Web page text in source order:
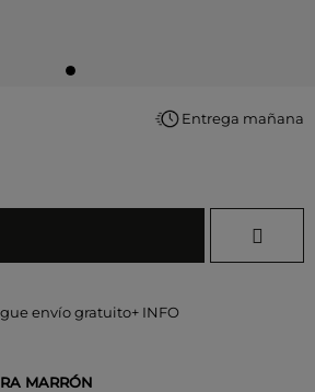
Entrega mañana
envío gratuito+ INFO
MARRÓN